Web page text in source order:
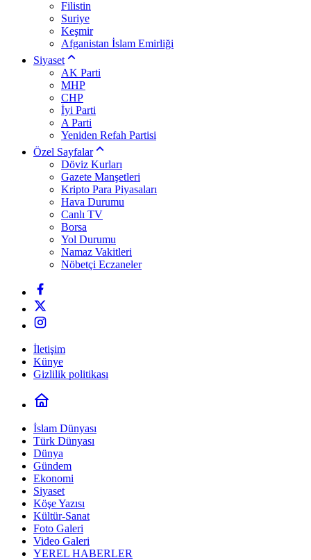
Filistin
Suriye
Keşmir
Afganistan İslam Emirliği
Siyaset
AK Parti
MHP
CHP
İyi Parti
A Parti
Yeniden Refah Partisi
Özel Sayfalar
Döviz Kurları
Gazete Manşetleri
Kripto Para Piyasaları
Hava Durumu
Canlı TV
Borsa
Yol Durumu
Namaz Vakitleri
Nöbetçi Eczaneler
İletişim
Künye
Gizlilik politikası
İslam Dünyası
Türk Dünyası
Dünya
Gündem
Ekonomi
Siyaset
Köşe Yazısı
Kültür-Sanat
Foto Galeri
Video Galeri
YEREL HABERLER